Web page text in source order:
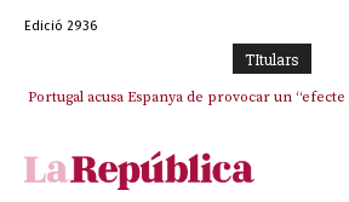
Edició 2936
TItulars
Portugal acusa Espanya de provocar un